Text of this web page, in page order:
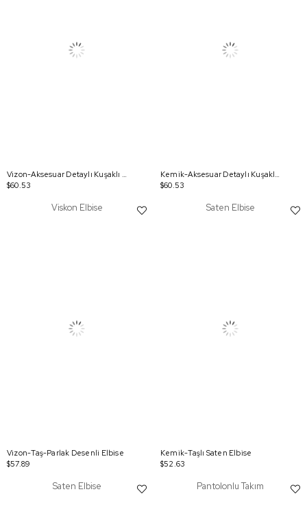
Vizon-Aksesuar Detaylı Kuşaklı Elbise
$60.53
Kemik-Aksesuar Detaylı Kuşaklı Elbise
$60.53
Viskon Elbise
Vizon-Taş-Parlak Desenli Elbise
$57.89
Saten Elbise
Kemik-Taşlı Saten Elbise
$52.63
Saten Elbise Pantolonlu Takım